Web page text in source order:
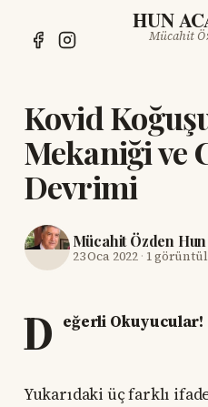
HUN
Mücahit
Kovid
Mekaniği ve
Devrimi
Mücahit Özden Hun
23 Oca 2022· 1
D eğerli Okuyucular!
Yukarıdaki üç farklı